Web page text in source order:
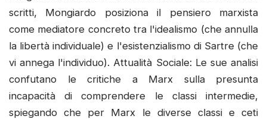
scritti, Mongiardo posiziona il pensiero marxista
come mediatore concreto tra l'idealismo (che annulla
la libertà individuale) e l'esistenzialismo di Sartre (che
vi annega l'individuo). Attualità Sociale: Le sue analisi
confutano le critiche a Marx sulla presunta
incapacità di comprendere le classi intermedie,
spiegando che per Marx le diverse classi e ceti